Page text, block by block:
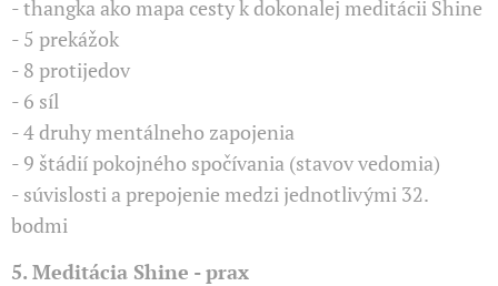
- thangka ako mapa cesty k dokonalej meditácii Shine
- 5 prekážok
- 8 protijedov
- 6 síl
- 4 druhy mentálneho zapojenia
- 9 štádií pokojného spočívania (stavov vedomia)
- súvislosti a prepojenie medzi jednotlivými 32.
bodmi
5. Meditácia Shine - prax